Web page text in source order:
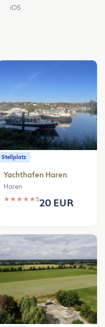
iOS
Stellplatz
Yachthafen Haren
Haren
★ ★ ★ ★ ★520 EUR